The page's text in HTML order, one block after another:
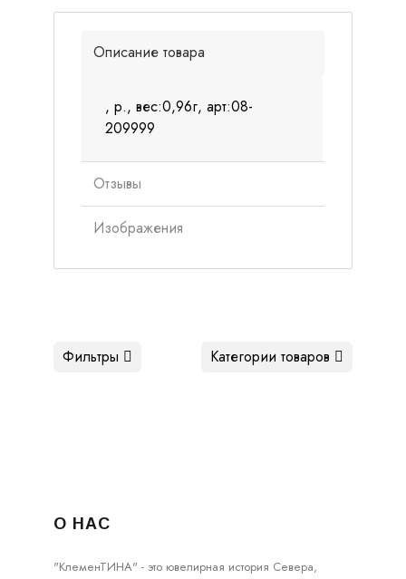
Описание товара
, р., вес:0,96г, арт:08-
209999
Отзывы
Изображения
Категории товаров
Фильтры
О НАС
"КлеменТИНА" - это ювелирная история Севера,